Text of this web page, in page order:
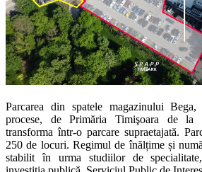
Parcarea din spatele magazinului
procese, de Primăria Timişoara de
transforma într-o parcare supraetajată.
250 de locuri. Regimul de înălțime și
stabilit în urma studiilor de